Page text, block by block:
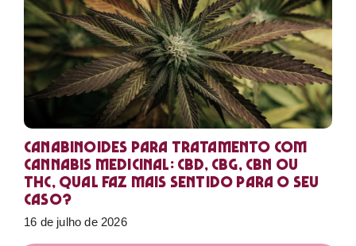
Canabinoides para tratamento com
cannabis medicinal: CBD, CBG, CBN ou
THC, qual faz mais sentido para o seu
caso?
16 de julho de 2026